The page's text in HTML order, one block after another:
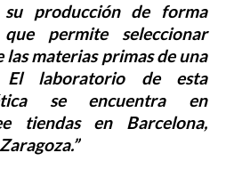
producción de forma
permite seleccionar
las materias primas de una
El laboratorio de esta
se encuentra en
tiendas en Barcelona,